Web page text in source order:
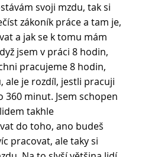
svoji mzdu, tak si
zákoník práce a tam je,
a jak se k tomu mám
jsem v práci 8 hodin,
pracujeme 8 hodin,
ale je rozdíl, jestli pracuji
360 minut. Jsem schopen
takhle
do toho, ano budeš
pracovat, ale taky si